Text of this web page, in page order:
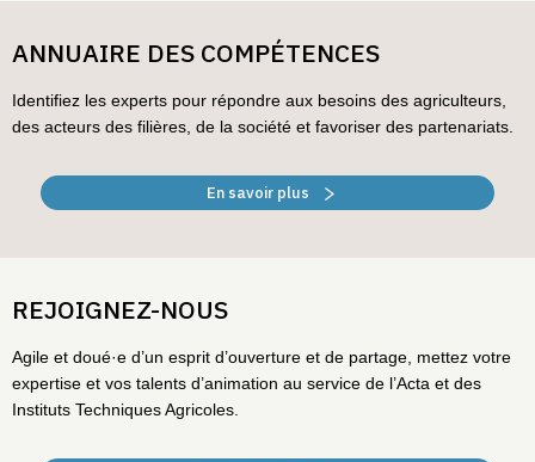
ANNUAIRE DES COMPÉTENCES
Identifiez les experts pour répondre aux besoins des agriculteurs,
des acteurs des filières, de la société et favoriser des partenariats.
En savoir plus
REJOIGNEZ-NOUS
Agile et doué·e d’un esprit d’ouverture et de partage, mettez votre
expertise et vos talents d’animation au service de l’Acta et des
Instituts Techniques Agricoles.